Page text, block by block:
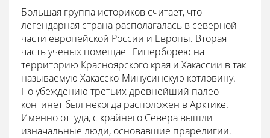
Большая группа историков считает, что
легендарная страна располагалась в северной
части европейской России и Европы. Вторая
часть ученых помещает Гиперборею на
территорию Красноярского края и Хакассии в так
называемую Хакасско-Минусинскую котловину.
По убеждению третьих древнейший палео-
континет был некогда расположен в Арктике.
Именно оттуда, с крайнего Севера вышли
изначальные люди, основавшие прарелигии.